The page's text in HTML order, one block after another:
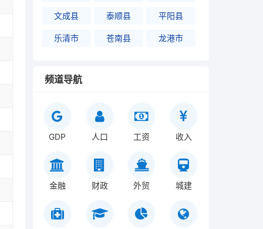
文成县 泰顺县 平阳县
乐清市 苍南县 龙港市
频道导航
GDP 人口 工资 收入
金融 财政 外贸 城建